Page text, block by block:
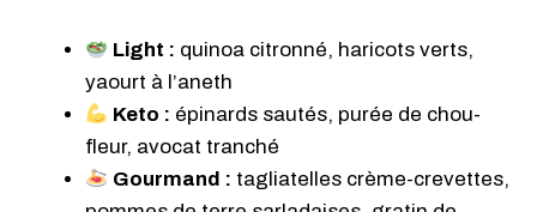
Light : quinoa citronné, haricots verts,
yaourt à l’aneth
Keto : épinards sautés, purée de chou-
fleur, avocat tranché
Gourmand : tagliatelles crème-crevettes,